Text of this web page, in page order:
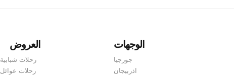
الوجهات
جورجيا
اذربيجان
العروض
رحلات شبابية
رحلات عوائل